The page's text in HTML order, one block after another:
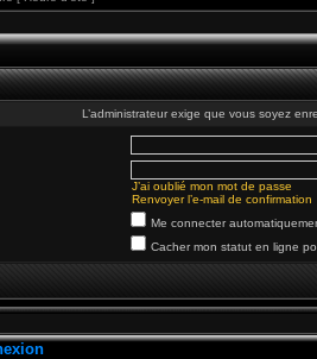
L’administrateur exige que vous soyez
J’ai oublié mon mot de passe
Renvoyer l’e-mail de confirmation
Me connecter
Cacher mon statut en ligne